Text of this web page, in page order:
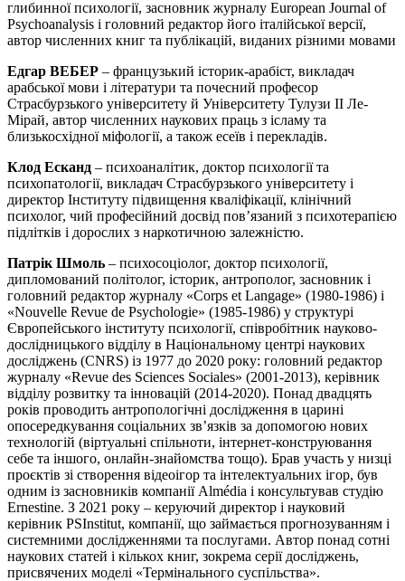
глибинної психології, засновник журналу European Journal of
Psychoanalysis і головний редактор його італійської версії,
автор численних книг та публікацій, виданих різними мовами
Едгар ВЕБЕР – французький історик-арабіст, викладач
арабської мови і літератури та почесний професор
Страсбурзького університету й Університету Тулузи II Ле-
Мірай, автор численних наукових праць з ісламу та
близькосхідної міфології, а також есеїв і перекладів.
Клод Есканд – психоаналітик, доктор психології та
психопатології, викладач Страсбурзького університету і
директор Інституту підвищення кваліфікації, клінічний
психолог, чий професійний досвід пов’язаний з психотерапією
підлітків і дорослих з наркотичною залежністю.
Патрік Шмоль – психосоціолог, доктор психології,
дипломований політолог, історик, антрополог, засновник і
головний редактор журналу «Corps et Langage» (1980-1986) і
«Nouvelle Revue de Psychologie» (1985-1986) у структурі
Європейського інституту психології, співробітник науково-
дослідницького відділу в Національному центрі наукових
досліджень (CNRS) із 1977 до 2020 року: головний редактор
журналу «Revue des Sciences Sociales» (2001-2013), керівник
відділу розвитку та інновацій (2014-2020). Понад двадцять
років проводить антропологічні дослідження в царині
опосередкування соціальних зв’язків за допомогою нових
технологій (віртуальні спільноти, інтернет-конструювання
себе та іншого, онлайн-знайомства тощо). Брав участь у низці
проєктів зі створення відеоігор та інтелектуальних ігор, був
одним із засновників компанії Almédia і консультував студію
Ernestine. З 2021 року – керуючий директор і науковий
керівник PSInstitut, компанії, що займається прогнозуванням і
системними дослідженнями та послугами. Автор понад сотні
наукових статей і кількох книг, зокрема серії досліджень,
присвячених моделі «Термінального суспільства».